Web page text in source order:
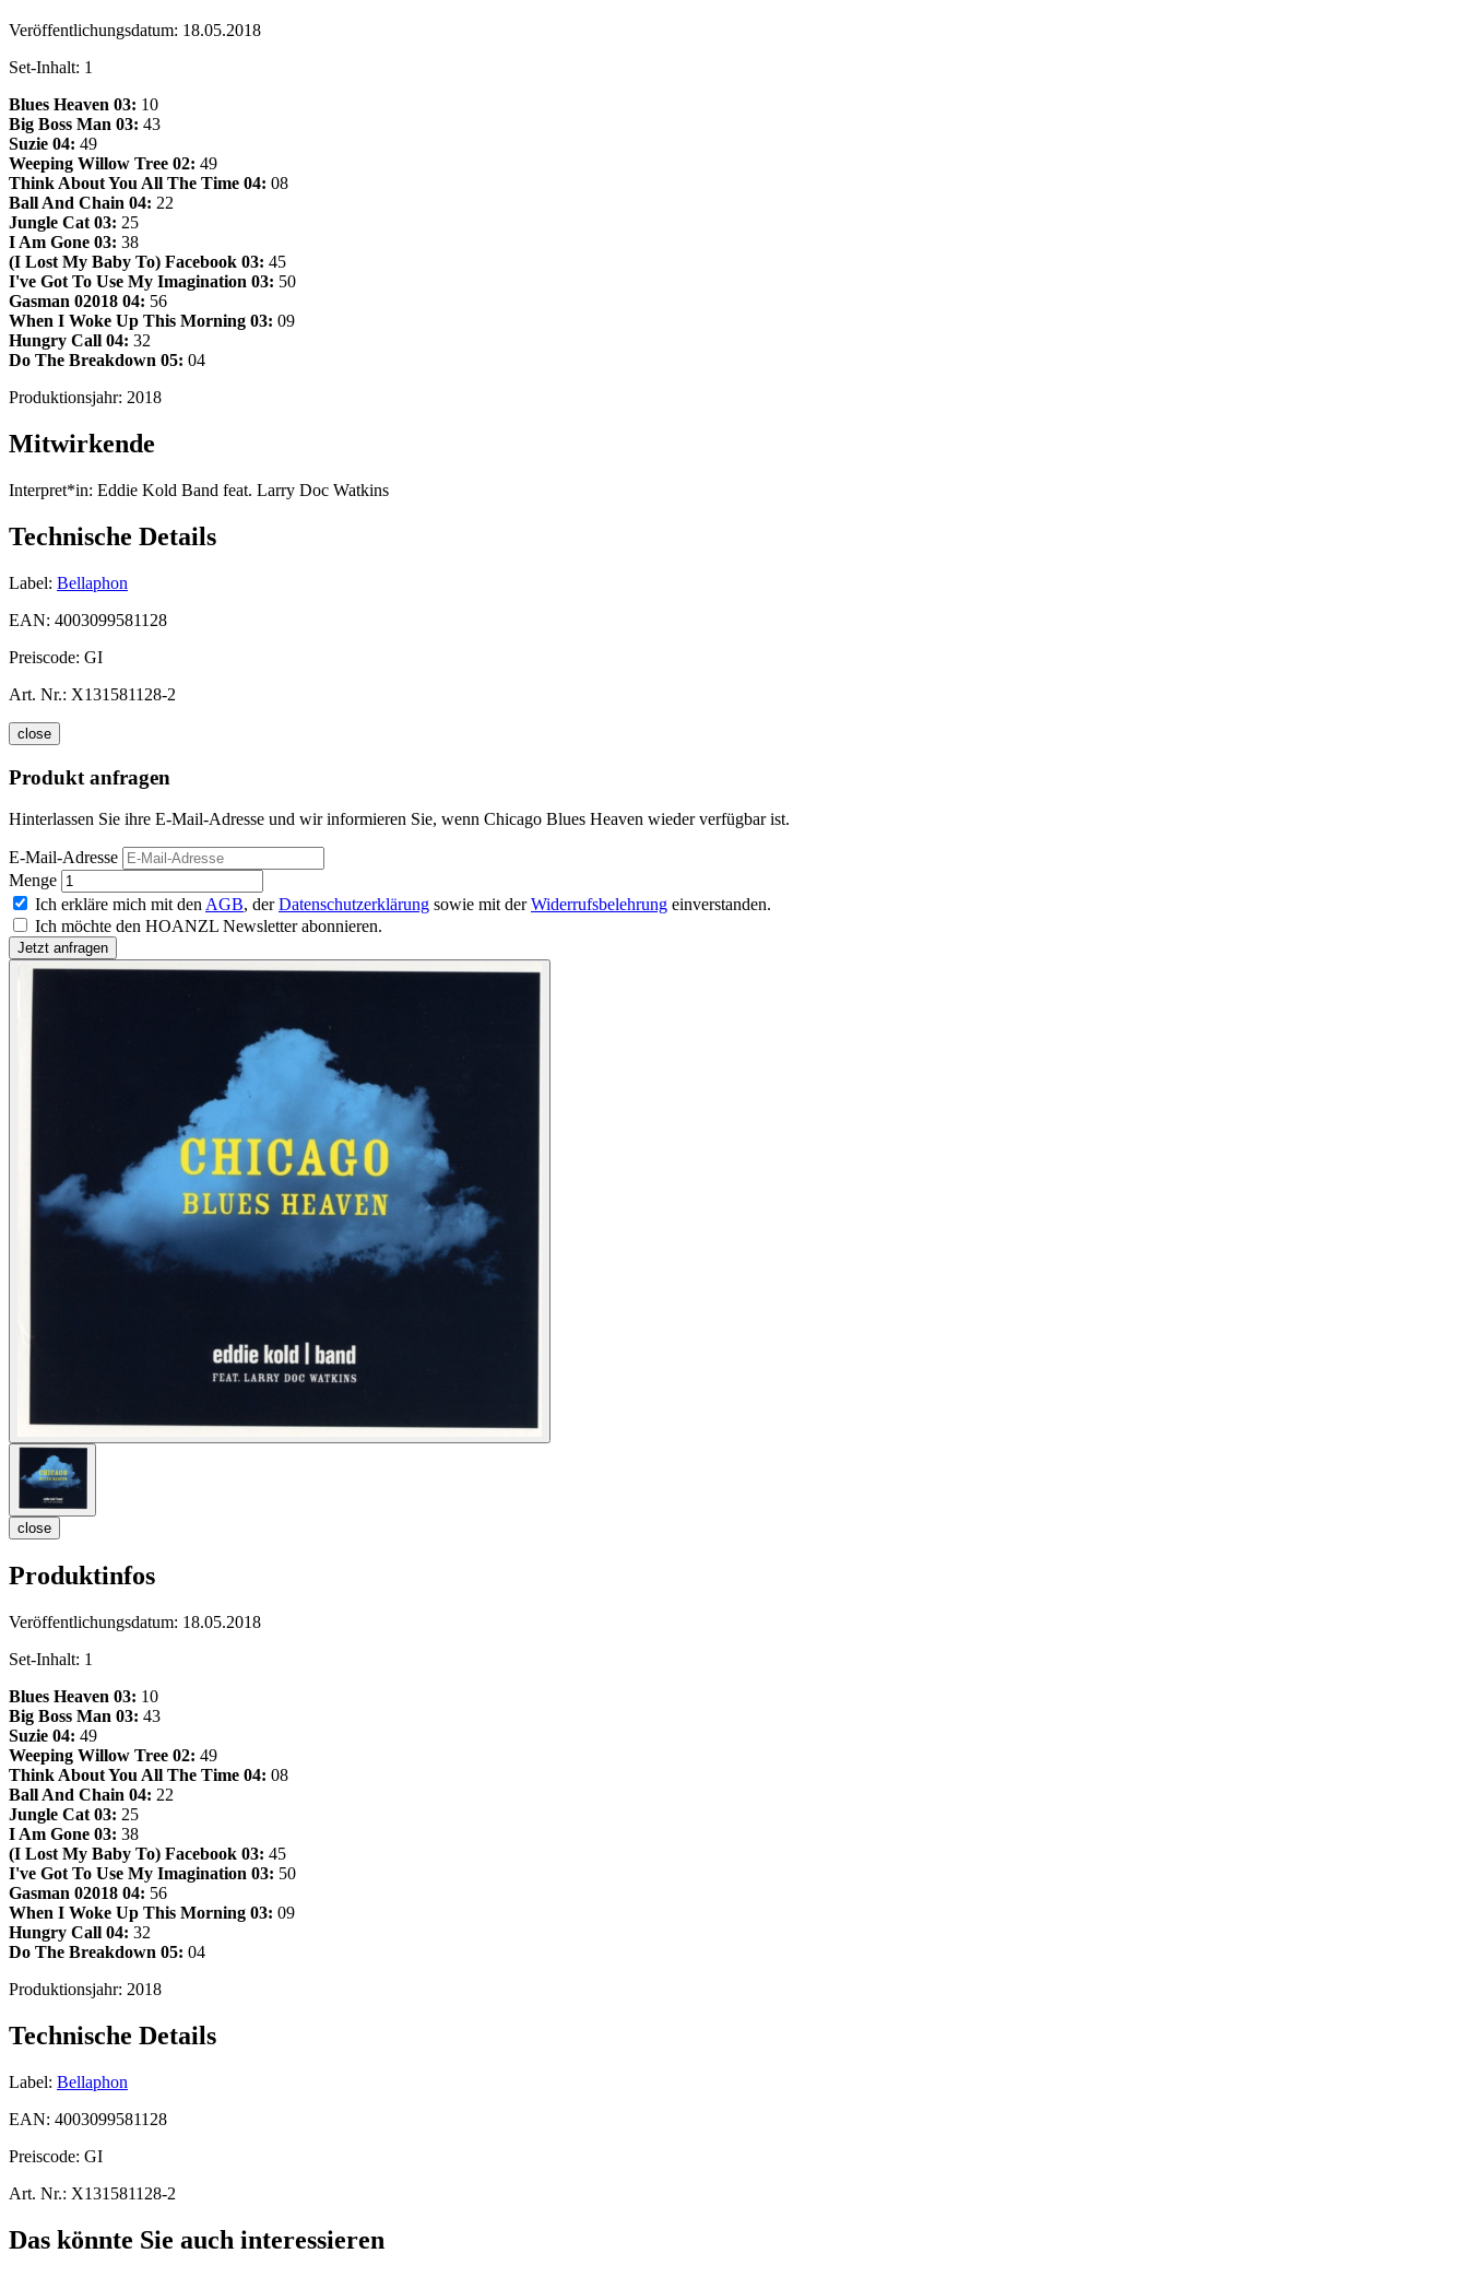
Veröffentlichungsdatum: 18.05.2018
Set-Inhalt: 1
Blues Heaven 03: 10
Big Boss Man 03: 43
Suzie 04: 49
Weeping Willow Tree 02: 49
Think About You All The Time 04: 08
Ball And Chain 04: 22
Jungle Cat 03: 25
I Am Gone 03: 38
(I Lost My Baby To) Facebook 03: 45
I've Got To Use My Imagination 03: 50
Gasman 02018 04: 56
When I Woke Up This Morning 03: 09
Hungry Call 04: 32
Do The Breakdown 05: 04
Produktionsjahr: 2018
Mitwirkende
Interpret*in: Eddie Kold Band feat. Larry Doc Watkins
Technische Details
Label: Bellaphon
EAN: 4003099581128
Preiscode: GI
Art. Nr.: X131581128-2
close
Produkt anfragen
Hinterlassen Sie ihre E-Mail-Adresse und wir informieren Sie, wenn Chicago Blues Heaven wieder verfügbar ist.
E-Mail-Adresse
Menge
Ich erkläre mich mit den AGB, derDatenschutzerklärung sowie mit derWiderrufsbelehrung einverstanden.
Ich möchte den HOANZL Newsletter abonnieren.
close
Produktinfos
Veröffentlichungsdatum: 18.05.2018
Set-Inhalt: 1
Blues Heaven 03: 10
Big Boss Man 03: 43
Suzie 04: 49
Weeping Willow Tree 02: 49
Think About You All The Time 04: 08
Ball And Chain 04: 22
Jungle Cat 03: 25
I Am Gone 03: 38
(I Lost My Baby To) Facebook 03: 45
I've Got To Use My Imagination 03: 50
Gasman 02018 04: 56
When I Woke Up This Morning 03: 09
Hungry Call 04: 32
Do The Breakdown 05: 04
Produktionsjahr: 2018
Technische Details
Label: Bellaphon
EAN: 4003099581128
Preiscode: GI
Art. Nr.: X131581128-2
Das könnte Sie auch interessieren